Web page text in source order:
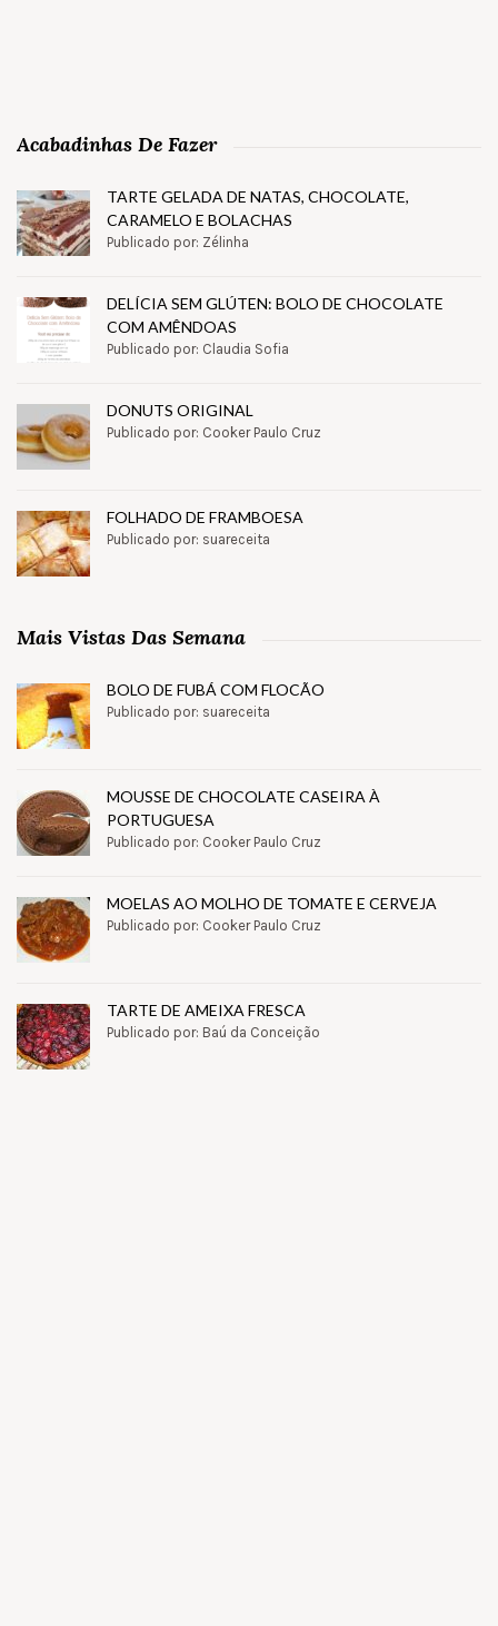
Acabadinhas De Fazer
TARTE GELADA DE NATAS, CHOCOLATE,
CARAMELO E BOLACHAS
Publicado por: Zélinha
DELÍCIA SEM GLÚTEN: BOLO DE CHOCOLATE
COM AMÊNDOAS
Publicado por: Claudia Sofia
DONUTS ORIGINAL
Publicado por: Cooker Paulo Cruz
FOLHADO DE FRAMBOESA
Publicado por: suareceita
Mais Vistas Das Semana
BOLO DE FUBÁ COM FLOCÃO
Publicado por: suareceita
MOUSSE DE CHOCOLATE CASEIRA À
PORTUGUESA
Publicado por: Cooker Paulo Cruz
MOELAS AO MOLHO DE TOMATE E CERVEJA
Publicado por: Cooker Paulo Cruz
TARTE DE AMEIXA FRESCA
Publicado por: Baú da Conceição